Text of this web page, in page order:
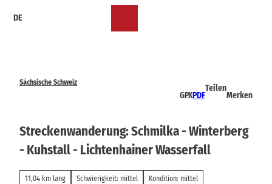
DE
Sächsische Schweiz
GPXPDF
Teilen
Merken
Streckenwanderung: Schmilka - Winterberg
- Kuhstall - Lichtenhainer Wasserfall
11,04 km lang Schwierigkeit: mittel
Kondition: mittel